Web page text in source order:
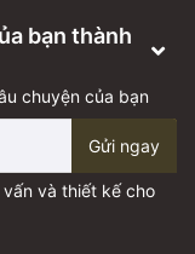
bạn thành
chuyện của bạn
Gửi ngay
và thiết kế cho